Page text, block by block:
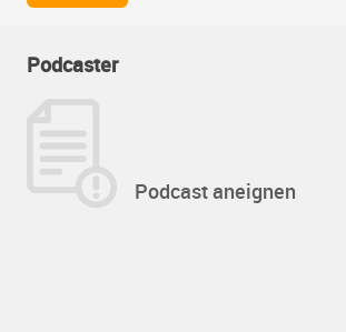
Podcaster
Podcast aneignen